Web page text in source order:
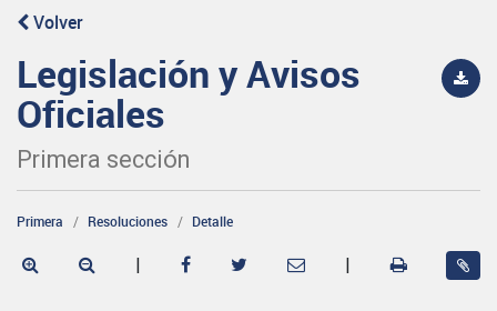
Volver
Legislación y Avisos
Oficiales
Primera sección
Primera Resoluciones Detalle
| |